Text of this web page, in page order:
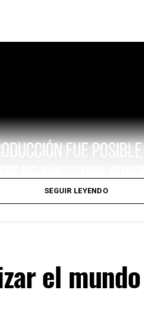
SEGUIR LEYENDO
el mundo